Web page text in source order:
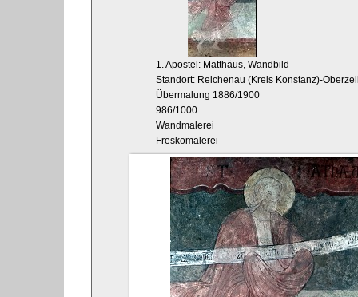
1. Apostel: Matthäus, Wandbild
Standort: Reichenau (Kreis Konstanz)-
Übermalung 1886/1900
986/1000
Wandmalerei
Freskomalerei